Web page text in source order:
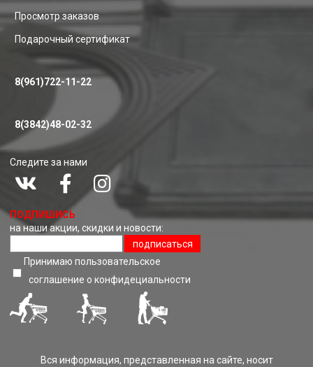
Просмотр заказов
Подарочный сертификат
8(961)722-11-22
8(3842)48-02-32
Следите за нами
ПОДПИШИСЬ
на наши акции, скидки и новости:
подписаться
Принимаю пользовательское
соглашение о конфидециальноcти
Вся информация, представленная на сайте, носит